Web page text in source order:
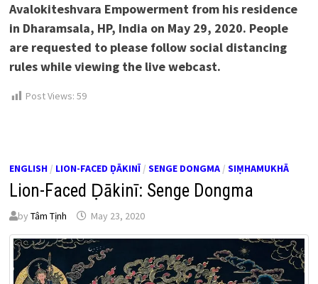
Avalokiteshvara Empowerment from his residence
in Dharamsala, HP, India on May 29, 2020. People
are requested to please follow social distancing
rules while viewing the live webcast.
Post Views: 59
ENGLISH/ LION-FACED ḌĀKINĪ/ SENGE DONGMA/ SIṂHAMUKHĀ
Lion-Faced Ḍākinī: Senge Dongma
by Tâm Tịnh May 23, 2020